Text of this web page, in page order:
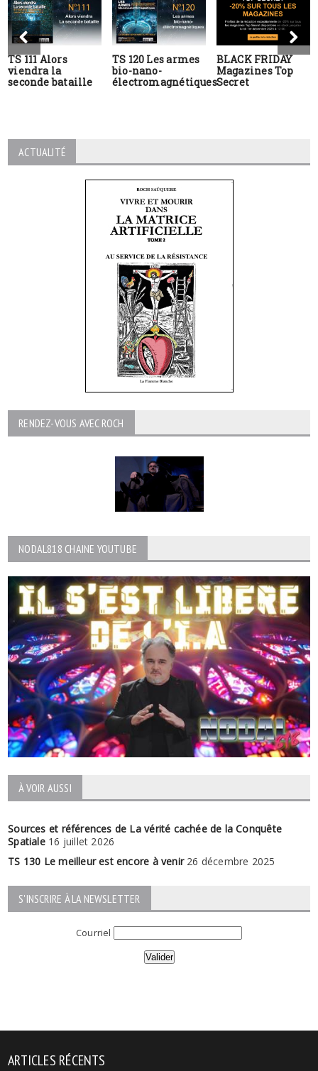
TS 111 Alors
viendra la
seconde bataille
TS 120 Les armes
bio-nano-
électromagnétiques
BLACK FRIDAY
Magazines Top
Secret
ACTUALITÉ
RENDEZ-VOUS AVEC ROCH
NODAL818 CHAINE YOUTUBE
À VOIR AUSSI
Sources et références de La vérité cachée de la Conquête
Spatiale 16 juillet 2026
TS 130 Le meilleur est encore à venir 26 décembre 2025
S'INSCRIRE À LA NEWSLETTER
Courriel
ARTICLES RÉCENTS